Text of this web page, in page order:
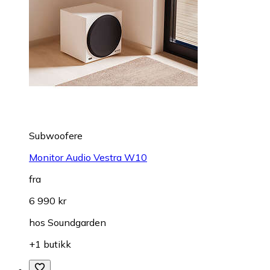
Subwoofere
Monitor Audio Vestra W10
fra
6 990 kr
hos Soundgarden
+1 butikk